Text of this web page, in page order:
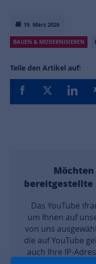
19. März 2026
BAUEN & MODERNISIEREN
Teile den Artikel auf:
Möchten
bereitgestellte
Das YouTube
um Ihnen auf
von uns
die auf YouTube
auch Ihre IP-